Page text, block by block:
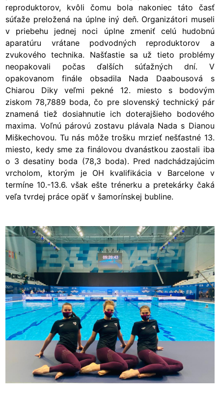
reproduktorov, kvôli čomu bola nakoniec táto časť
súťaže preložená na úplne iný deň. Organizátori museli
v priebehu jednej noci úplne zmeniť celú hudobnú
aparatúru vrátane podvodných reproduktorov a
zvukového technika. Našťastie sa už tieto problémy
neopakovali počas ďalších súťažných dní. V
opakovanom finále obsadila Nada Daabousová s
Chiarou Diky veľmi pekné 12. miesto s bodovým
ziskom 78,7889 boda, čo pre slovenský technický pár
znamená tiež dosiahnutie ich doterajšieho bodového
maxima. Voľnú párovú zostavu plávala Nada s Dianou
Miškechovou. Tu nás môže trošku mrzieť nešťastné 13.
miesto, kedy sme za finálovou dvanástkou zaostali iba
o 3 desatiny boda (78,3 boda). Pred nadchádzajúcim
vrcholom, ktorým je OH kvalifikácia v Barcelone v
termíne 10.-13.6. však ešte trénerku a pretekárky čaká
veľa tvrdej práce opäť v šamorínskej bubline.